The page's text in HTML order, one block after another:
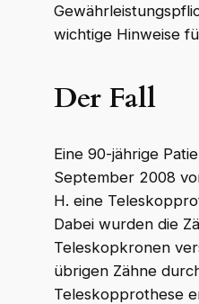
wichtige Hinweise
Der Fall
Eine 90-jährige
September 2008
H. eine
Dabei wurden die
Teleskopkronen
übrigen Zähne
Teleskopprothese